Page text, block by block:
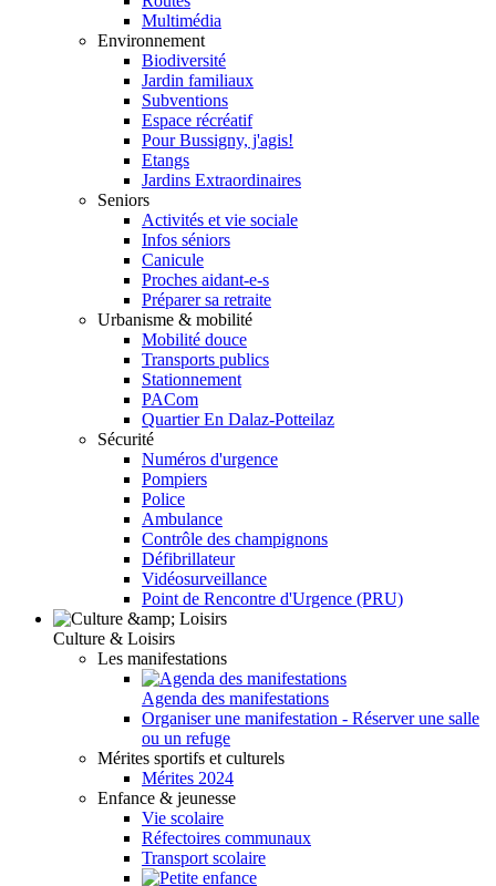
Multimédia
Environnement
Biodiversité
Jardin familiaux
Subventions
Espace récréatif
Pour Bussigny, j'agis!
Etangs
Jardins Extraordinaires
Seniors
Activités et vie sociale
Infos séniors
Canicule
Proches aidant-e-s
Préparer sa retraite
Urbanisme & mobilité
Mobilité douce
Transports publics
Stationnement
PACom
Quartier En Dalaz-Potteilaz
Sécurité
Numéros d'urgence
Pompiers
Police
Ambulance
Contrôle des champignons
Défibrillateur
Vidéosurveillance
Point de Rencontre d'Urgence (PRU)
Culture & Loisirs
Les manifestations
Agenda des manifestations
Organiser une manifestation - Réserver une salle
ou un refuge
Mérites sportifs et culturels
Mérites 2024
Enfance & jeunesse
Vie scolaire
Réfectoires communaux
Transport scolaire